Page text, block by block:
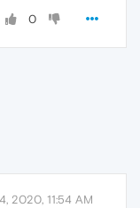
0
2020, 11:54 AM